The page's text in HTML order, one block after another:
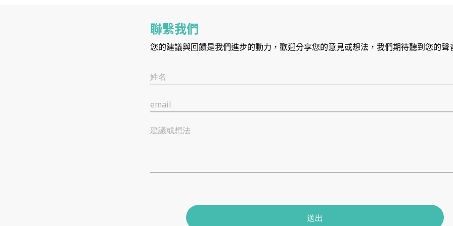
聯繫我們
您的建議與回饋是我們進步的動力，歡迎分享您的意見或想法，我們期待聽到您的聲
姓名
email
建議或想法
送出